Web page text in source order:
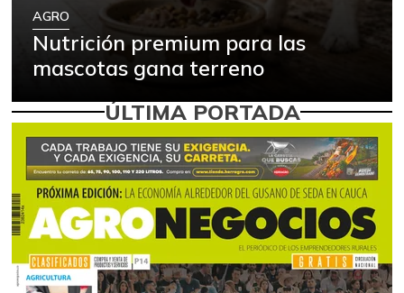
AGRO
Nutrición premium para las
mascotas gana terreno
ÚLTIMA PORTADA